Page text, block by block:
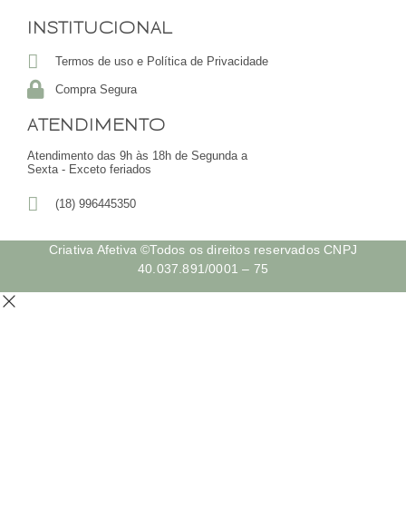
INSTITUCIONAL
Termos de uso e Política de Privacidade
Compra Segura
ATENDIMENTO
Atendimento das 9h às 18h de Segunda a
Sexta - Exceto feriados
(18) 996445350
Criativa Afetiva ©Todos os direitos reservados CNPJ
40.037.891/0001 – 75